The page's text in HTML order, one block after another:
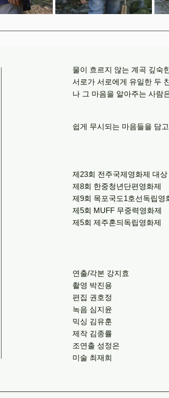
물이 흐르지 않는 계곡 깊숙
서로가 서로에게 유일한 두
나 그 마음을 알아주는 사람
쉽게 무시되는 마음들을 담
제23회 전주국제영화제 대상
제8회 한중청년단편영화제
제9회 목포국도1호선독립영
제5회 MUFF 무중력영화제
제5회 제주혼듸독립영화제
연출/각본 강지효
촬영 박진용
편집 권호정
녹음 심지윤
믹싱 김유훈
제작 김종률
조연출 성정은
미술 최재희